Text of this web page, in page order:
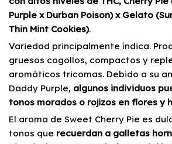
Purple x Durban Poison) x Gelato
Thin Mint Cookies).
Variedad principalmente índica.
gruesos cogollos, compactos y
aromáticos tricomas. Debido a su
Daddy Purple, algunos individuos
tonos morados o rojizos en flores y
El aroma de Sweet Cherry Pie es
tonos que recuerdan a galletas